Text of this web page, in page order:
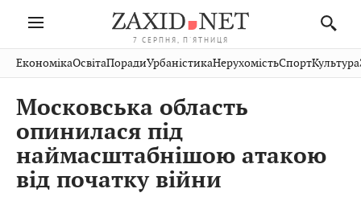
7 СЕРПНЯ, П'ЯТНИЦЯ
Івано-
Франківськ
Волинь
Закарпаття
Рівне
Шептицький
Стрий
Хмельницький
Вінниця
Публікації
Авто СловкоКультура
Кіно Дім
тварини
ЕкономікаОсвітаПорадиУрбаністикаНерухомістьСпортКультура
Московська область
опинилася під
наймасштабнішою атакою
від початку війни